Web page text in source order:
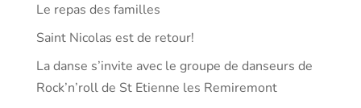
Le repas des familles
Saint Nicolas est de retour!
La danse s’invite avec le groupe de danseurs de
Rock’n’roll de St Etienne les Remiremont